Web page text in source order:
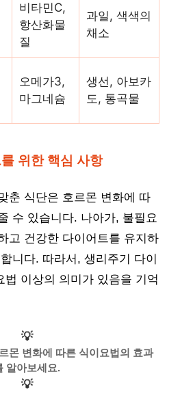
비타민C,
항산화물
질
과일, 색색의
채소
오메가3,
마그네슘
생선, 아보카
도, 통곡물
위한 핵심 사항
춘 식단은 호르몬 변화에 따
수 있습니다. 나아가, 불필요
고 건강한 다이어트를 유지하
니다. 따라서, 생리주기 다이
법 이상의 의미가 있음을 기억
💡
몬 변화에 따른 식이요법의 효과
알아보세요.
💡